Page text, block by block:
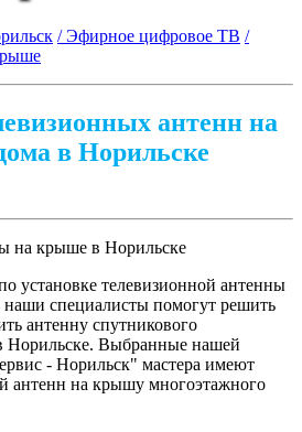
/ Эфирное цифровое ТВ /
антенн на
в Норильске
установке телевизионной антенны
специалисты помогут решить
антенну спутникового
Норильске. Выбранные нашей
- Норильск" мастера имеют
антенн на крышу многоэтажного